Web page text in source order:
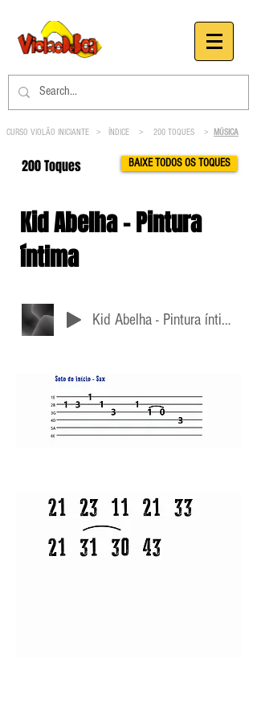
CURSO VIOLÃO INICIANTE > ÍNDICE > 200 TOQUES > MÚSICA
200 Toques BAIXE TODOS OS TOQUES
Kid Abelha - Pintura
íntima
Kid Abelha - Pintura íntima